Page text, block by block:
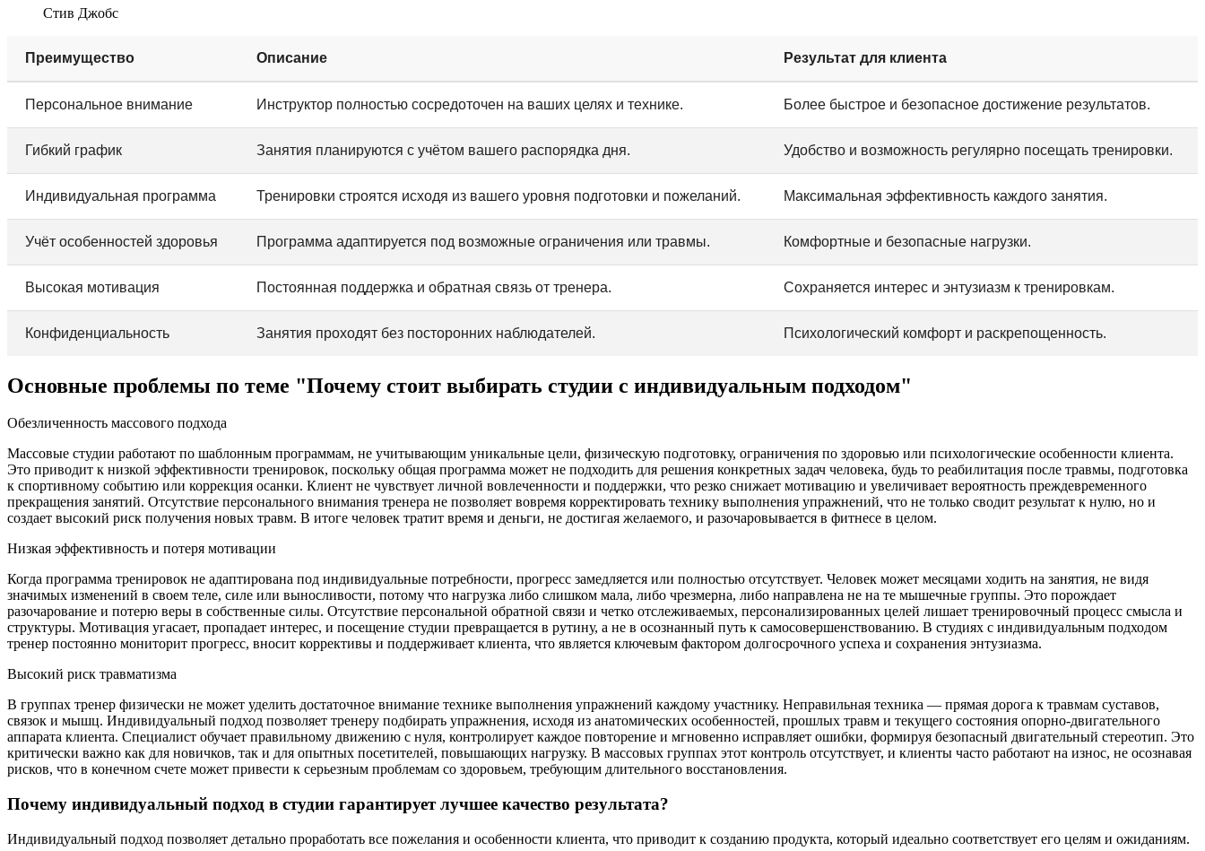
Стив Джобс
Преимущество Описание Результат для клиента
Персональное внимание Инструктор полностью сосредоточен на ваших целях и технике. Более быстрое и безопасное достижение результатов.
Гибкий график Занятия планируются с учётом вашего распорядка дня. Удобство и возможность регулярно посещать тренировки.
Индивидуальная программа Тренировки строятся исходя из вашего уровня подготовки и пожеланий. Максимальная эффективность каждого занятия.
Учёт особенностей здоровья Программа адаптируется под возможные ограничения или травмы. Комфортные и безопасные нагрузки.
Высокая мотивация Постоянная поддержка и обратная связь от тренера. Сохраняется интерес и энтузиазм к тренировкам.
Конфиденциальность Занятия проходят без посторонних наблюдателей. Психологический комфорт и раскрепощенность.
Основные проблемы по теме "Почему стоит выбирать студии с индивидуальным подходом"
Обезличенность массового подхода
Массовые студии работают по шаблонным программам, не учитывающим уникальные цели, физическую подготовку, ограничения по здоровью или психологические особенности клиента.
Это приводит к низкой эффективности тренировок, поскольку общая программа может не подходить для решения конкретных задач человека, будь то реабилитация после травмы, подготовка
к спортивному событию или коррекция осанки. Клиент не чувствует личной вовлеченности и поддержки, что резко снижает мотивацию и увеличивает вероятность преждевременного
прекращения занятий. Отсутствие персонального внимания тренера не позволяет вовремя корректировать технику выполнения упражнений, что не только сводит результат к нулю, но и
создает высокий риск получения новых травм. В итоге человек тратит время и деньги, не достигая желаемого, и разочаровывается в фитнесе в целом.
Низкая эффективность и потеря мотивации
Когда программа тренировок не адаптирована под индивидуальные потребности, прогресс замедляется или полностью отсутствует. Человек может месяцами ходить на занятия, не видя
значимых изменений в своем теле, силе или выносливости, потому что нагрузка либо слишком мала, либо чрезмерна, либо направлена не на те мышечные группы. Это порождает
разочарование и потерю веры в собственные силы. Отсутствие персональной обратной связи и четко отслеживаемых, персонализированных целей лишает тренировочный процесс смысла и
структуры. Мотивация угасает, пропадает интерес, и посещение студии превращается в рутину, а не в осознанный путь к самосовершенствованию. В студиях с индивидуальным подходом
тренер постоянно мониторит прогресс, вносит коррективы и поддерживает клиента, что является ключевым фактором долгосрочного успеха и сохранения энтузиазма.
Высокий риск травматизма
В группах тренер физически не может уделить достаточное внимание технике выполнения упражнений каждому участнику. Неправильная техника — прямая дорога к травмам суставов,
связок и мышц. Индивидуальный подход позволяет тренеру подбирать упражнения, исходя из анатомических особенностей, прошлых травм и текущего состояния опорно-двигательного
аппарата клиента. Специалист обучает правильному движению с нуля, контролирует каждое повторение и мгновенно исправляет ошибки, формируя безопасный двигательный стереотип. Это
критически важно как для новичков, так и для опытных посетителей, повышающих нагрузку. В массовых группах этот контроль отсутствует, и клиенты часто работают на износ, не осознавая
рисков, что в конечном счете может привести к серьезным проблемам со здоровьем, требующим длительного восстановления.
Почему индивидуальный подход в студии гарантирует лучшее качество результата?
Индивидуальный подход позволяет детально проработать все пожелания и особенности клиента, что приводит к созданию продукта, который идеально соответствует его целям и ожиданиям.